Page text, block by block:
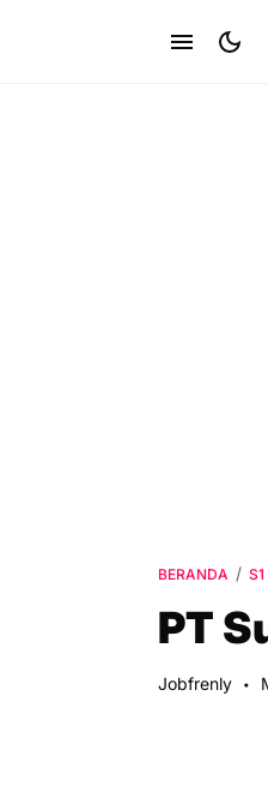
BERANDA S1
PT
Jobfrenly